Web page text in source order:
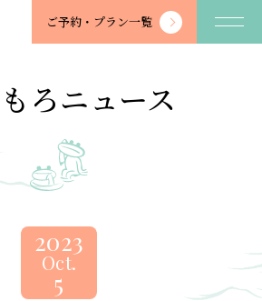
ご予約・ プラン一覧
ろニュース
2023
Oct.
5